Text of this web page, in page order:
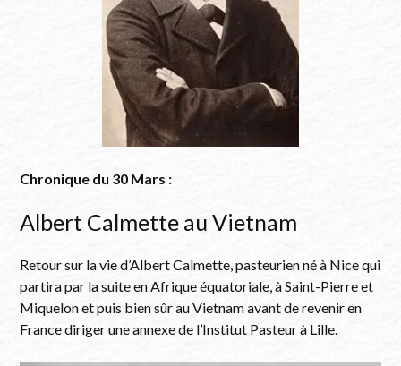
Chronique du 30 Mars :
Albert Calmette au Vietnam
Retour sur la vie d’Albert Calmette, pasteurien né à Nice qui
partira par la suite en Afrique équatoriale, à Saint-Pierre et
Miquelon et puis bien sûr au Vietnam avant de revenir en
France diriger une annexe de l’Institut Pasteur à Lille.